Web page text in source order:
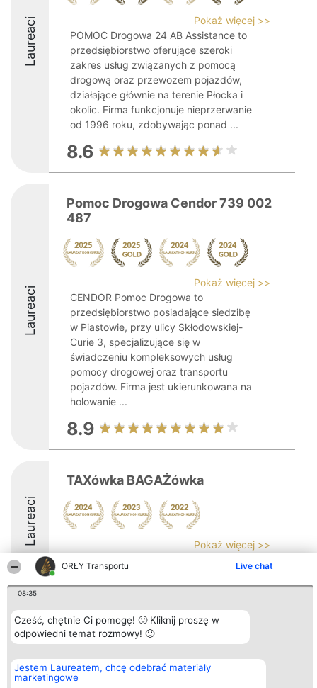
ORŁY Transportu Live chat
08:35
Cześć, chętnie Ci pomogę! 🙂 Kliknij proszę w
odpowiedni temat rozmowy! 🙂
Jestem Laureatem, chcę odebrać materiały
marketingowe
Laureaci
Pokaż więcej >>
POMOC Drogowa 24 AB Assistance to
przedsiębiorstwo oferujące szeroki
zakres usług związanych z pomocą
drogową oraz przewozem pojazdów,
działające głównie na terenie Płocka i
okolic. Firma funkcjonuje nieprzerwanie
od 1996 roku, zdobywając ponad ...
8.6
Laureaci
Pomoc Drogowa Cendor 739 002
487
Pokaż więcej >>
CENDOR Pomoc Drogowa to
przedsiębiorstwo posiadające siedzibę
w Piastowie, przy ulicy Skłodowskiej-
Curie 3, specjalizujące się w
świadczeniu kompleksowych usług
pomocy drogowej oraz transportu
pojazdów. Firma jest ukierunkowana na
holowanie ...
8.9
Laureaci
TAXówka BAGAŻówka
Pokaż więcej >>
Organizator plebiscytu
Bright Side Solutions sp. z o.
o. sp. k.
Wrocław 50-079
KRS 0000749100 | Regon
381313360 | NIP 8943132676
Plebiscyt
Laureaci
Lista
Laureatów
Zasady
Kontakt